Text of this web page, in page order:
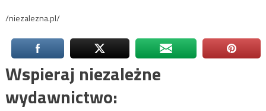
/niezalezna.pl/
Wspieraj niezależne
wydawnictwo: